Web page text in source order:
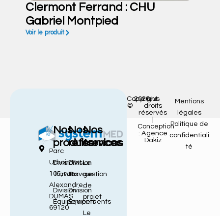
Clermont Ferrand : CHU
Gabriel Montpied
Voir le produit
Parc
Urbain Est
105, rue
Alexandre
DUMAS
69120
Nos
produits
Division
Travaux
Division
Équipements
Nos
références
Division
Travaux
Division
Équipements
Nos
services
La
gestion
de
projet
Le
Copyright
©
2026tous
droits
réservés
Conception
: Agence
Dakiz
Mentions
légales
Politique de
confidentiali
té